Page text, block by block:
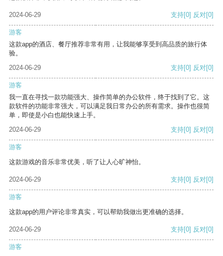
2024-06-29 支持[0] 反对[0]
游客
这款app的酒店、餐厅推荐非常有用，让我能够享受到高品质的旅行体
验。
2024-06-29
支持[0] 反对[0]
游客
我一直在寻找一款功能强大、操作简单的办公软件，终于找到了它。这
款软件的功能非常强大，可以满足我日常办公的所有需求。操作也很简
单，即使是小白也能快速上手。
2024-06-29
支持[0] 反对[0]
游客
这款游戏的音乐非常优美，听了让人心旷神怡。
2024-06-29 支持[0] 反对[0]
游客
这款app的用户评论非常真实，可以帮助我做出更准确的选择。
2024-06-29 支持[0] 反对[0]
游客